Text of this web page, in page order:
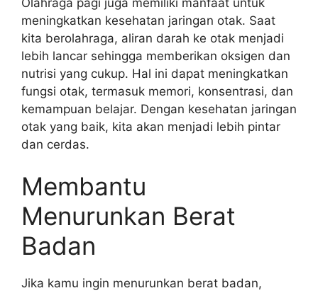
meningkatkan kesehatan jaringan otak. Saat
kita berolahraga, aliran darah ke otak menjadi
lebih lancar sehingga memberikan oksigen dan
nutrisi yang cukup. Hal ini dapat meningkatkan
fungsi otak, termasuk memori, konsentrasi, dan
kemampuan belajar. Dengan kesehatan jaringan
otak yang baik, kita akan menjadi lebih pintar
dan cerdas.
Membantu
Menurunkan Berat
Badan
Jika kamu ingin menurunkan berat badan,